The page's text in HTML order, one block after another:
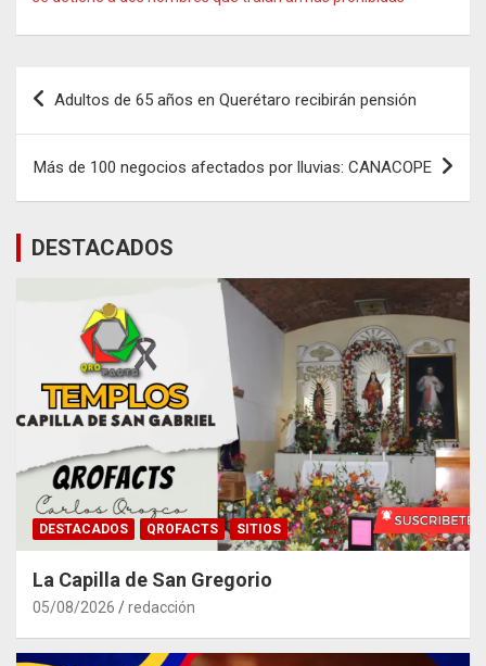
Navegación
entradas
Adultos de 65 años en Querétaro recibirán pensión
Más de 100 negocios afectados por lluvias: CANACOPE
DESTACADOS
DESTACADOS QROFACTS SITIOS
La Capilla de San Gregorio
05/08/2026 redacción